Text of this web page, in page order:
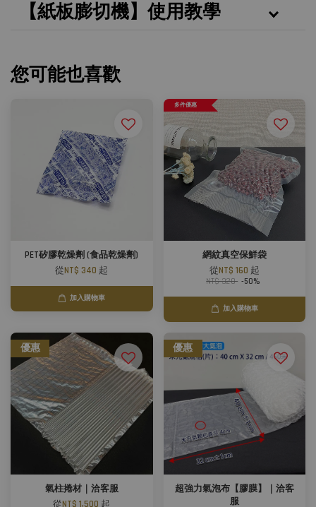
【紙板膨切機】使用教學
您可能也喜歡
PET矽膠乾燥劑 (食品乾燥劑)
從NT$ 340 起
加入購物車
多件優惠
網紋真空保鮮袋
從NT$ 160 起
NT$ 320 -50%
加入購物車
優惠
氣柱捲材｜洽客服
從NT$ 1,500 起
優惠
超強力氣泡布【膠膜】｜洽客
服